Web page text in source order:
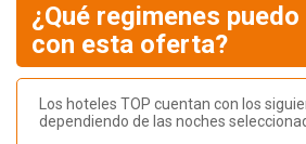
¿Qué regimenes
con esta oferta?
Los hoteles TOP cuentan con los
dependiendo de las noches